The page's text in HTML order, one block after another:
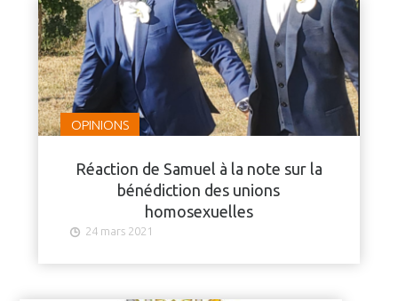
OPINIONS
Réaction de Samuel à la note sur la
bénédiction des unions
homosexuelles
24 mars 2021